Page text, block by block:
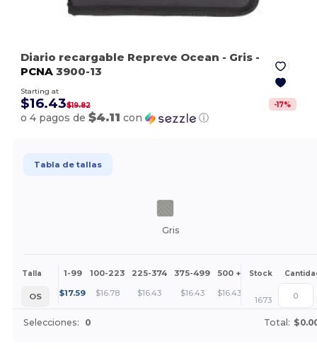
Diario recargable Repreve Ocean - Gris -
PCNA 3900-13
Starting at
$16.43$19.82 -17%
o 4 pagos de$4.11 con ⓘ
Tabla de tallas
Gris
Talla 1-99 100-223 225-374 375-499 500 + Más
Stock
OS $17.59 $16.78 $16.43 $16.43 $16.43 +
1673
Selecciones: 0 Total: